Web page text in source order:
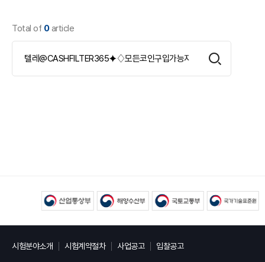
Total of 0article
시험분야소개 시험계약절차 사업공고 입찰공고